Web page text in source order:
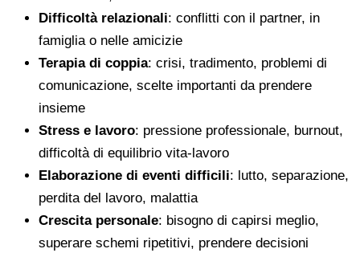
Difficoltà relazionali: conflitti con il partner, in
famiglia o nelle amicizie
Terapia di coppia: crisi, tradimento, problemi di
comunicazione, scelte importanti da prendere
insieme
Stress e lavoro: pressione professionale, burnout,
difficoltà di equilibrio vita-lavoro
Elaborazione di eventi difficili: lutto, separazione,
perdita del lavoro, malattia
Crescita personale: bisogno di capirsi meglio,
superare schemi ripetitivi, prendere decisioni